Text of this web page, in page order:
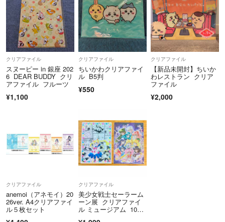
クリアファイル
スヌーピー in 銀座 202
6 DEAR BUDDY クリ
アファイル フルーツ
¥1,100
クリアファイル
ちいかわクリアファイ
ル B5判
¥550
クリアファイル
【新品未開封】ちいか
わレストラン クリア
ファイル
¥2,000
クリアファイル
anemoi（アネモイ）20
26ver. A4クリアファイ
ル５枚セット
クリアファイル
美少女戦士セーラーム
ーン展 クリアファイ
ル ミュージアム 10戦